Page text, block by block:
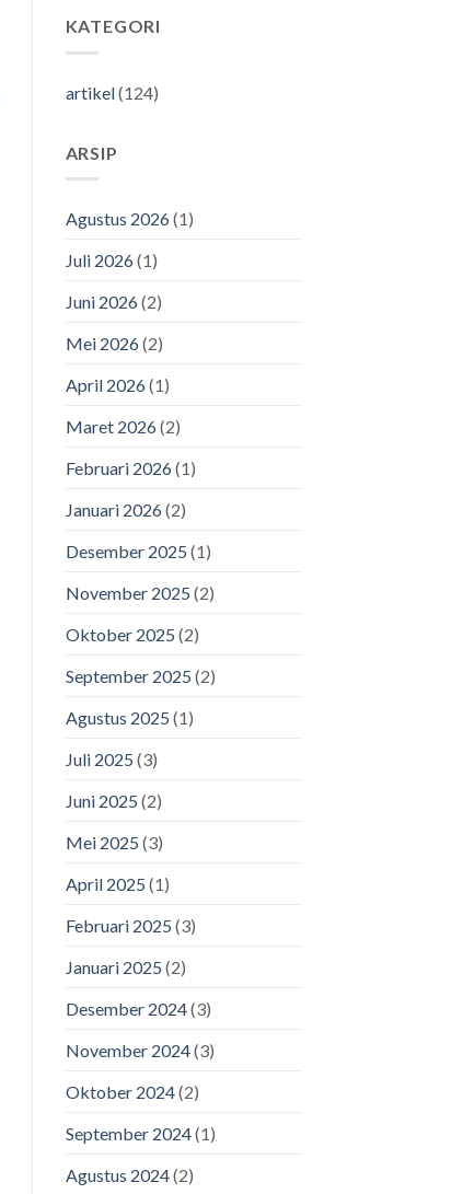
KATEGORI
artikel(124)
ARSIP
Agustus 2026(1)
Juli 2026(1)
Juni 2026(2)
Mei 2026(2)
April 2026(1)
Maret 2026(2)
Februari 2026(1)
Januari 2026(2)
Desember 2025 (1)
November 2025 (2)
Oktober 2025 (2)
September 2025 (2)
Agustus 2025 (1)
Juli 2025 (3)
Juni 2025 (2)
Mei 2025 (3)
April 2025 (1)
Februari 2025 (3)
Januari 2025 (2)
Desember 2024(3)
November 2024(3)
Oktober 2024(2)
September 2024(1)
Agustus 2024(2)